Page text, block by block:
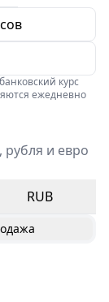
курс
ежедневно
и евро
RUB